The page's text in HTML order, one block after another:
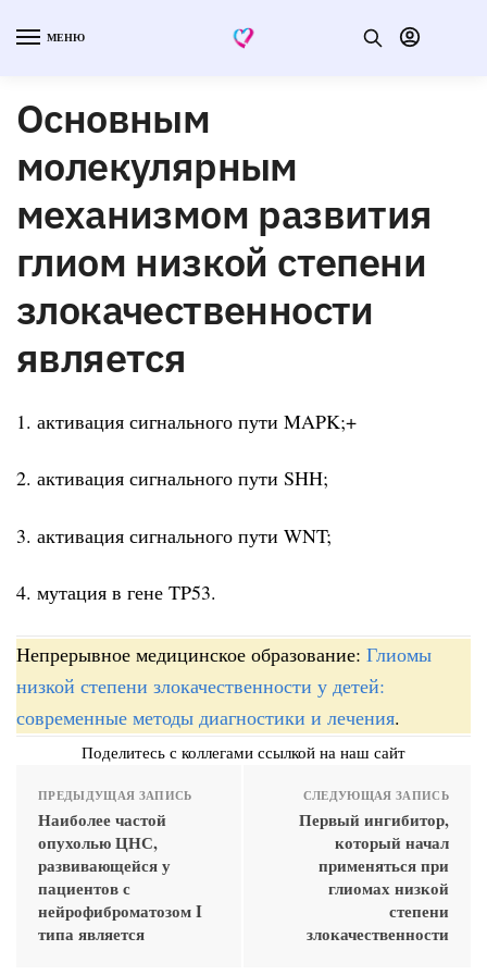
МЕНЮ
Основным
молекулярным
механизмом развития
глиом низкой степени
злокачественности
является
1. активация сигнального пути MAPK;+
2. активация сигнального пути SHH;
3. активация сигнального пути WNT;
4. мутация в гене TP53.
Непрерывное медицинское образование: Глиомы
низкой степени злокачественности у детей:
современные методы диагностики и лечения.
Поделитесь с коллегами ссылкой на наш сайт
ПРЕДЫДУЩАЯ ЗАПИСЬ
Наиболее частой
опухолью ЦНС,
развивающейся у
пациентов с
нейрофиброматозом I
типа является
СЛЕДУЮЩАЯ ЗАПИСЬ
Первый ингибитор,
который начал
применяться при
глиомах низкой
степени
злокачественности